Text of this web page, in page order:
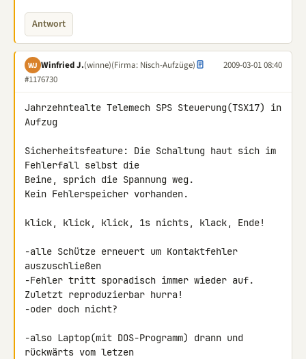
Antwort
WJ Winfried J.(winne)(Firma: Nisch-Aufzüge)
2009-03-01 08:40
#1176730
Jahrzehntealte Telemech SPS Steuerung(TSX17) in
Aufzug
Sicherheitsfeature: Die Schaltung haut sich im
Fehlerfall selbst die
Beine, sprich die Spannung weg.
Kein Fehlerspeicher vorhanden.
klick, klick, klick, 1s nichts, klack, Ende!
-alle Schütze erneuert um Kontaktfehler
auszuschließen
-Fehler tritt sporadisch immer wieder auf.
Zuletzt reproduzierbar hurra!
-oder doch nicht?
-also Laptop(mit DOS-Programm) drann und
rückwärts vom letzen